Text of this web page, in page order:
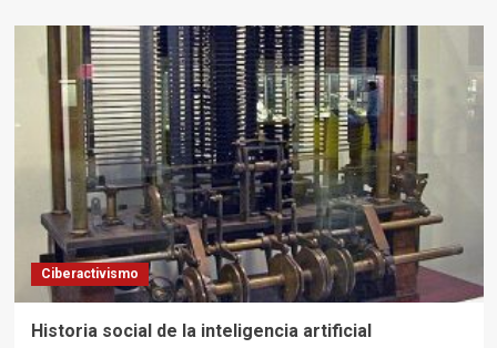
Historia
arancelaria
de
EEUU:
entre
la
realidad
y
la
ficción
política
Ciberactivismo
Historia social de la inteligencia artificial